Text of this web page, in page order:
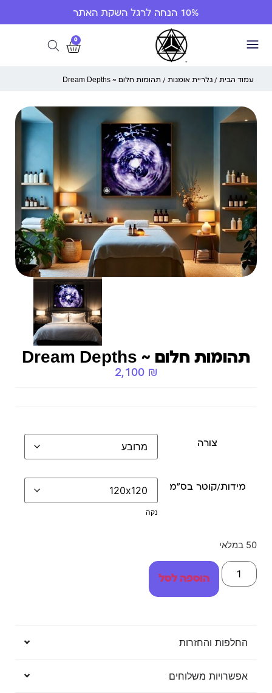
10% הנחה לרגל השקת האתר
0
עמוד הבית / גלריית אומנות / תהומות חלום ~ Dream Depths
תהומות חלום ~ Dream Depths
2,100 ₪
צורה
מידות/קוטר בס״מ
נקה
50 במלאי
הוספה לסל
החלפות והחזרות
אפשרויות משלוחים